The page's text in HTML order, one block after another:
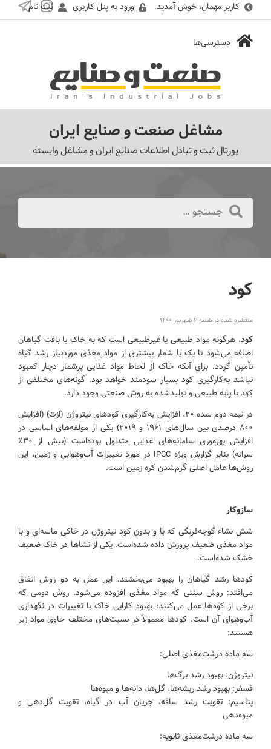
کاربر مهمان، خوش آمدید. ورود به پنل کاربری ثبت نام
مشاغل صنعت و صنایع ایران
پورتال ثبت و تبادل اطلاعات صنایع ایران و مشاغل وابسته
کود
منتشره شده در شنبه ۶ شهریور ۱۴۰۰
کود، هرگونه مواد طبیعی یا غیرطبیعی است که به خاک یا بافت گیاهان
اضافه می‌شود تا یک یا شمار بیشتری از مواد مغذی موردنیاز رشد گیاه
تأمین گردد. برای آنکه خاک از لحاظ مواد غذایی پرشمار دچار کمبود
نباشد به‌کارگیری کود بسیار سودمند خواهد بود. گونه‌های مختلفی از
کود با پایه طبیعی و تولیدشده به روش صنعتی وجود دارد.
در نیمه دوم سده ۲۰، افزایش به‌کارگیری کودهای نیتروژن (ازت) (افزایش
۸۰۰ درصدی بین سال‌های ۱۹۶۱ و ۲۰۱۹) یکی از مولفه‌های اساسی در
افزایش بهره‌وری سامانه‌های غذایی متداول بوده‌است (بیش از ۳۰٪
سرانه) بنابر گزارش ویژه IPCC در مورد تغییرات آب‌وهوایی و زمین، این
روش‌ها عامل اصلی گرم‌شدن کره زمین است.
سازوکار
شش نشاء گوجه‌فرنگی که با و بدون کود نیتروژن در خاکی ماسه‌ای و با
مواد مغذی ضعیف پرورش داده شده‌است. یکی از نشاها در خاک ضعبف
خشک شده‌است.
کودها رشد گیاهان را بهبود می‌بخشند. این عمل به دو روش اتفاق
می‌افتد: روش سنتی که مواد مغذی افزوده می‌شود. روش دومی که
برخی از کودها عمل می‌کنند؛ بهبود کارایی خاک با تغییرات در نگهداری
آب‌وهوای آن است. کودها معمولاً در نسبت‌های مختلف حاوی مواد زیر
هستند:
سه ماده درشت‌مغذی اصلی:
نیتروژن: بهبود رشد برگ‌ها
فسفر: بهبود رشد ریشه‌ها، گل‌ها، دانه‌ها و میوه‌ها
پتاسیم: تقویت رشد ساقه، جریان آب در گیاه، تقویت گل‌دهی و
میوه‌دهی
سه ماده درشت‌مغذی ثانویه: